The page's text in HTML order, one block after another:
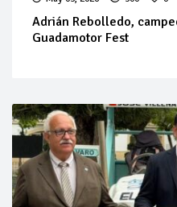
Adrián Rebolledo,
Guadamotor Fest